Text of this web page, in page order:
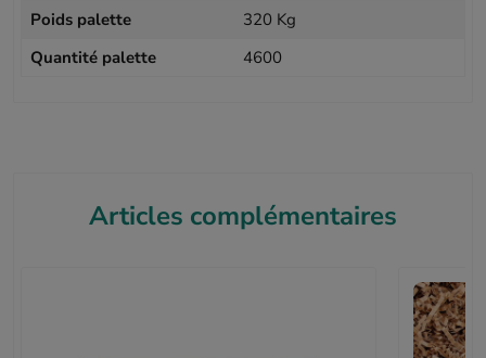
Poids palette
320 Kg
Quantité palette
4600
Articles complémentaires